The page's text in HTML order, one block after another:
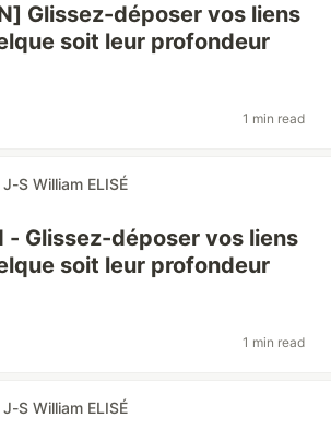
Glissez-déposer vos liens
soit leur profondeur
1 min read
S William ELISÉ
- Glissez-déposer vos liens
soit leur profondeur
1 min read
S William ELISÉ